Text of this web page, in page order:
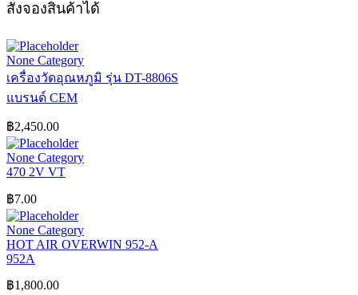
สั่งจองสินค้าได้
None Category
เครื่องวัดอุณหภูมิ รุ่น DT-8806S
แบรนด์ CEM
฿2,450.00
None Category
470 2V VT
฿7.00
None Category
HOT AIR OVERWIN 952-A
952A
฿1,800.00